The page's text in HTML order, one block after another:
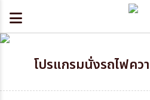
โปรแกรมนั่งรถไฟคว